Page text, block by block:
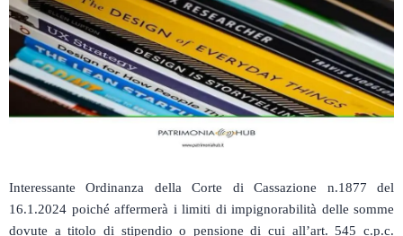
Interessante Ordinanza della Corte di Cassazione n.1877 del
16.1.2024 poiché affermerà i limiti di impignorabilità delle somme
dovute a titolo di stipendio o pensione di cui all’art. 545 c.p.c.